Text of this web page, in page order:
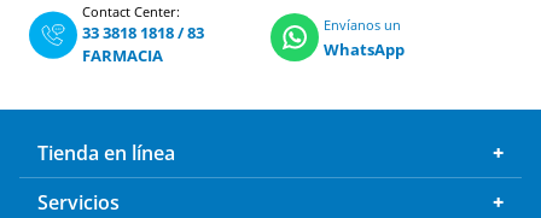
Contact Center:
33 3818 1818/83
FARMACIA
Envíanos un
WhatsApp
Tienda en línea
Servicios